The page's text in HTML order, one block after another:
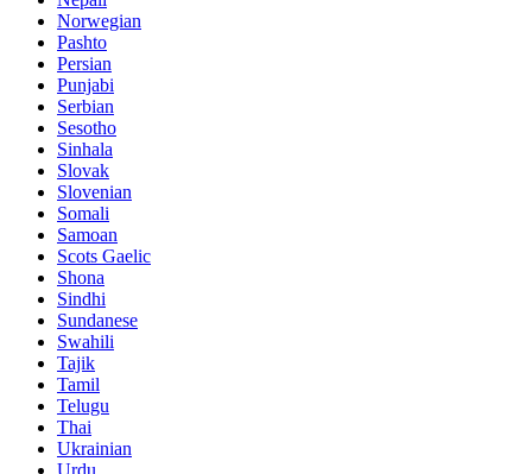
Norwegian
Pashto
Persian
Punjabi
Serbian
Sesotho
Sinhala
Slovak
Slovenian
Somali
Samoan
Scots Gaelic
Shona
Sindhi
Sundanese
Swahili
Tajik
Tamil
Telugu
Thai
Ukrainian
Urdu